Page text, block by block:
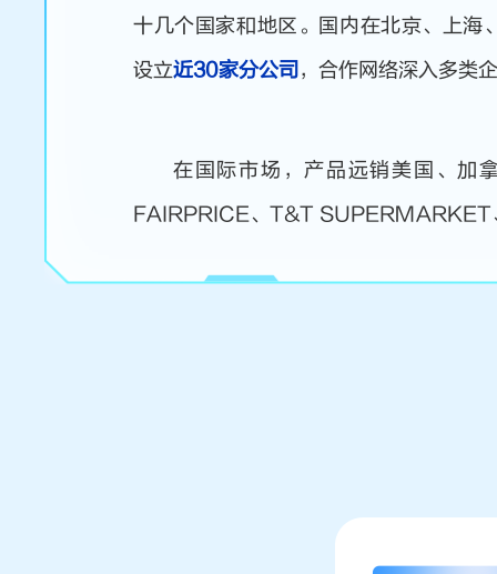
十几个国家和地区。国内在北京、上海
设立近30家分公司，合作网络深入多类
在国际市场，产品远销美国、加
FAIRPRICE、T&T SUPERMARKET